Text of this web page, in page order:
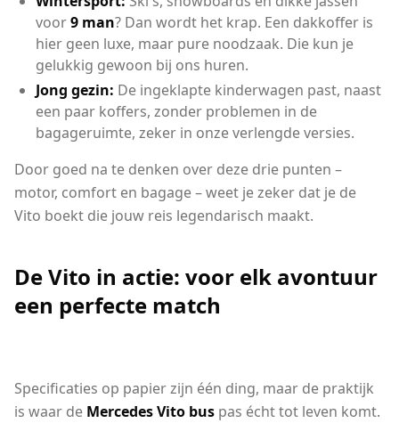
voor9 man? Dan wordt het krap. Een dakkoffer is
hier geen luxe, maar pure noodzaak. Die kun je
gelukkig gewoon bij ons huren.
Jong gezin: De ingeklapte kinderwagen past, naast
een paar koffers, zonder problemen in de
bagageruimte, zeker in onze verlengde versies.
Door goed na te denken over deze drie punten –
motor, comfort en bagage – weet je zeker dat je de
Vito boekt die jouw reis legendarisch maakt.
De Vito in actie: voor elk avontuur
een perfecte match
Specificaties op papier zijn één ding, maar de praktijk
is waar de Mercedes Vito bus pas écht tot leven komt.